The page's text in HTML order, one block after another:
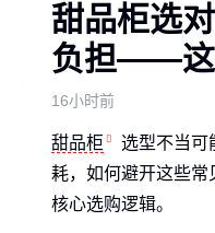
甜品柜选
负担——这
16小时前
甜品柜
选型不当可
耗，如何避开这些常
核心选购逻辑。